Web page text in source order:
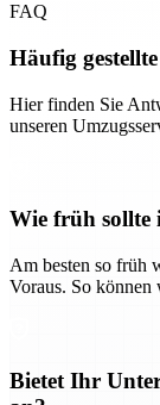
FAQ
Häufig
Hier finden Sie
unseren
Wie früh sollte
Am besten so früh
Voraus. So
Bietet Ihr